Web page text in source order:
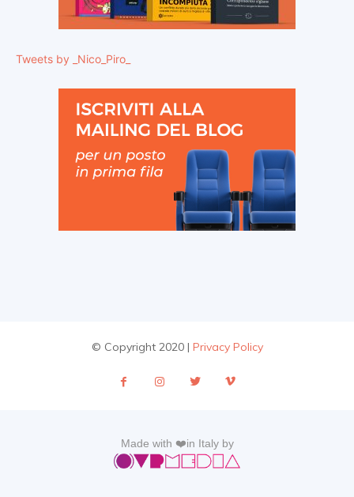
Tweets by _Nico_Piro_
© Copyright 2020 | Privacy Policy
Made with ❤️in Italy by